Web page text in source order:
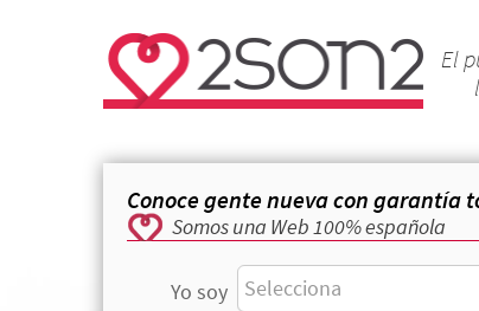
El
Conoce gente nueva con garantía
Somos una Web 100% española
Yo soy
Selecciona